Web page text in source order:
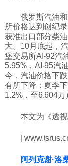
俄罗斯汽油
所价格达到创纪
获准出口部分柴
大。10月底起，
堡交易所AI-92汽
5.95%，AI-95汽
今，汽油价格下
有所下降：夏季
1.2%，至6.604万
本文为《透
|
阿列克谢·洛